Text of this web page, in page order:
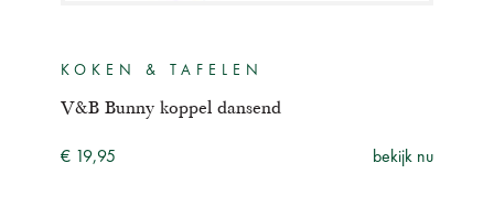
KOKEN & TAFELEN
V&B Bunny koppel dansend
€ 19,95 bekijk nu